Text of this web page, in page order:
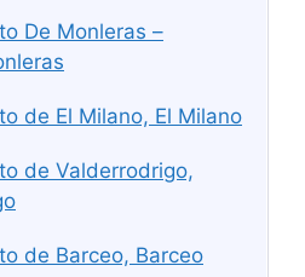
De Monleras –
de El Milano, El Milano
de Valderrodrigo,
de Barceo, Barceo